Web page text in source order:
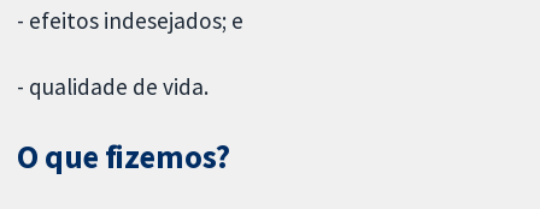
- efeitos indesejados; e
- qualidade de vida.
O que fizemos?